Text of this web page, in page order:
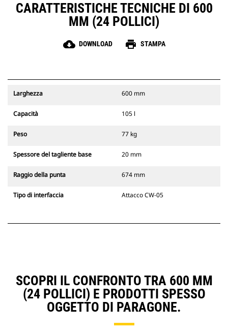
CARATTERISTICHE TECNICHE DI 600
MM (24 POLLICI)
cloud_download DOWNLOAD print STAMPA
Larghezza 600 mm
Capacità 105 l
Peso 77 kg
Spessore del tagliente base 20 mm
Raggio della punta 674 mm
Tipo di interfaccia Attacco CW-05
SCOPRI IL CONFRONTO TRA 600 MM
(24 POLLICI) E PRODOTTI SPESSO
OGGETTO DI PARAGONE.